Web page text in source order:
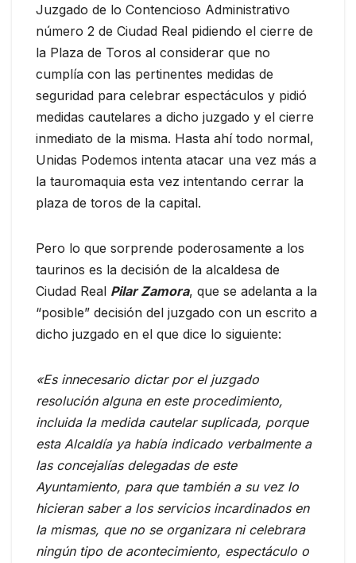
Juzgado de lo Contencioso Administrativo
número 2 de Ciudad Real pidiendo el cierre de
la Plaza de Toros al considerar que no
cumplía con las pertinentes medidas de
seguridad para celebrar espectáculos y pidió
medidas cautelares a dicho juzgado y el cierre
inmediato de la misma. Hasta ahí todo normal,
Unidas Podemos intenta atacar una vez más a
la tauromaquia esta vez intentando cerrar la
plaza de toros de la capital.
Pero lo que sorprende poderosamente a los
taurinos es la decisión de la alcaldesa de
Ciudad Real Pilar Zamora, que se adelanta a la
“posible” decisión del juzgado con un escrito a
dicho juzgado en el que dice lo siguiente:
«Es innecesario dictar por el juzgado
resolución alguna en este procedimiento,
incluida la medida cautelar suplicada, porque
esta Alcaldía ya había indicado verbalmente a
las concejalías delegadas de este
Ayuntamiento, para que también a su vez lo
hicieran saber a los servicios incardinados en
la mismas, que no se organizara ni celebrara
ningún tipo de acontecimiento, espectáculo o